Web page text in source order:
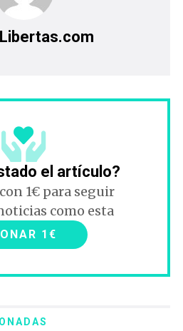
el artículo?
1€ para seguir
como esta
1€